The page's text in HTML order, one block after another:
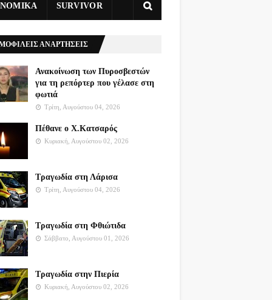
SURVIVOR
ΑΝΑΡΤΗΣΕΙΣ
Ανακοίνωση των Πυροσβεστών
για τη ρεπόρτερ που γέλασε στη
φωτιά
Τρίτη, Αυγούστου 04, 2026
Πέθανε ο Χ.Κατσαρός
Κυριακή, Αυγούστου 02, 2026
Τραγωδία στη Λάρισα
Τρίτη, Αυγούστου 04, 2026
Τραγωδία στη Φθιώτιδα
Σάββατο, Αυγούστου 01, 2026
Τραγωδία στην Πιερία
Κυριακή, Αυγούστου 02, 2026